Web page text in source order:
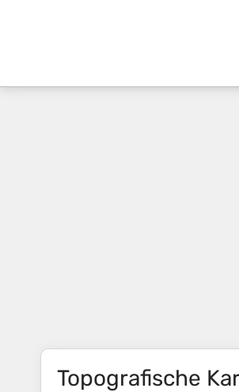
Topografische